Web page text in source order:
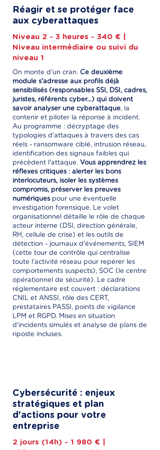
Réagir et se protéger face
aux cyberattaques
Niveau 2 - 3 heures - 340 € |
Niveau intermédiaire ou suivi du
niveau 1
On monte d'un cran. Ce deuxième
module s'adresse aux profils déjà
sensibilisés (responsables SSI, DSI, cadres,
juristes, référents cyber...) qui doivent
savoir analyser une cyberattaque, la
contenir et piloter la réponse à incident.
Au programme : décryptage des
typologies d'attaques à travers des cas
réels - ransomware ciblé, intrusion réseau,
identification des signaux faibles qui
précèdent l'attaque. Vous apprendrez les
réflexes critiques : alerter les bons
interlocuteurs, isoler les systèmes
compromis, préserver les preuves
numériquespour une éventuelle
investigation forensique. Le volet
organisationnel détaille le rôle de chaque
acteur interne (DSI, direction générale,
RH, cellule de crise) et les outils de
détection - journaux d'événements, SIEM
(cette tour de contrôle qui centralise
toute l'activité réseau pour repérer les
comportements suspects), SOC (le centre
opérationnel de sécurité). Le cadre
réglementaire est couvert : déclarations
CNIL et ANSSI, rôle des CERT,
prestataires PASSI, points de vigilance
LPM et RGPD. Mises en situation
d'incidents simulés et analyse de plans de
riposte incluses.
Cybersécurité : enjeux
stratégiques et plan
d'actions pour votre
entreprise
2 jours (14h) - 1 980 € |